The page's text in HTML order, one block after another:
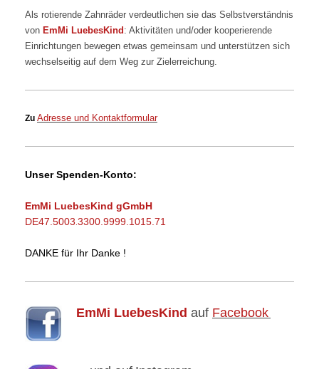
Als rotierende Zahnräder verdeutlichen sie das Selbstverständnis
von EmMi LuebesKind: Aktivitäten und/oder kooperierende
Einrichtungen bewegen etwas gemeinsam und unterstützen sich
wechselseitig auf dem Weg zur Zielerreichung.
Zu Adresse und Kontaktformular
Unser Spenden-Konto:
EmMi LuebesKind gGmbH
DE47.5003.3300.9999.1015.71
DANKE für Ihr Danke !
EmMi LuebesKind auf Facebook